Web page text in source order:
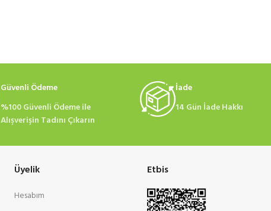
Güvenli Ödeme
%100 Güvenli Ödeme ile
Alışverişin Tadını Çıkarın
İade
14 Gün İade Hakkı
Üyelik
Hesabım
Etbis